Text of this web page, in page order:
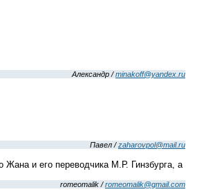
Александр /minakoff@yandex.ru
Павел /zaharovpol@mail.ru
и его переводчика М.Р. Гинзбурга, а
romeomalik /romeomalik@gmail.com